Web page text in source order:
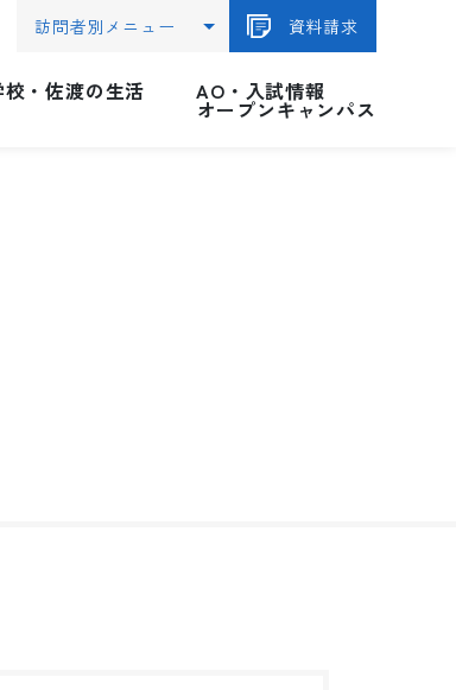
訪問者別メニュー 資料請求
校・佐渡の生活 AO・入試情報
オープンキャンパス